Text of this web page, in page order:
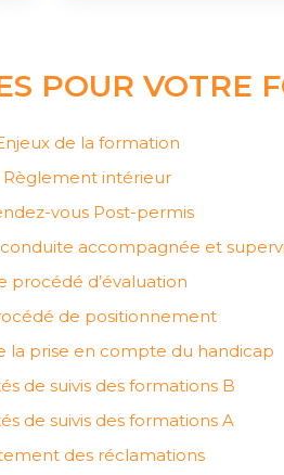
POUR VOTRE
de la formation
Règlement intérieur
vous Post-permis
accompagnée et
procédé d’évaluation
de positionnement
la prise en compte du handicap
de suivis des formations B
de suivis des formations A
des réclamations